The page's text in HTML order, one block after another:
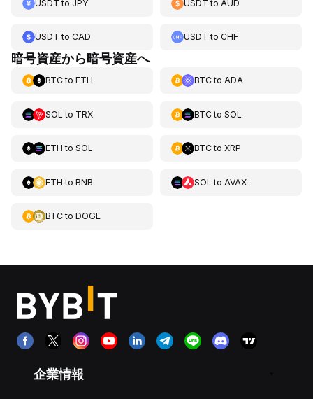
USDT to JPY USDT to AUD
USDT to CAD USDT toCHF
暗号資産から暗号資産へ
BTCto ETH BTCto ADA
SOL to TRX BTCto SOL
ETH to SOL BTCto XRP
ETH to BNB SOL to AVAX
BTCto DOGE
企業情報